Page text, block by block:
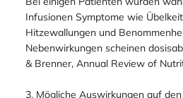
Langzeitstudien zur Sicherheit
Menschen.
2. Akute Nebenwirkungen
Infusionen Symptome wie